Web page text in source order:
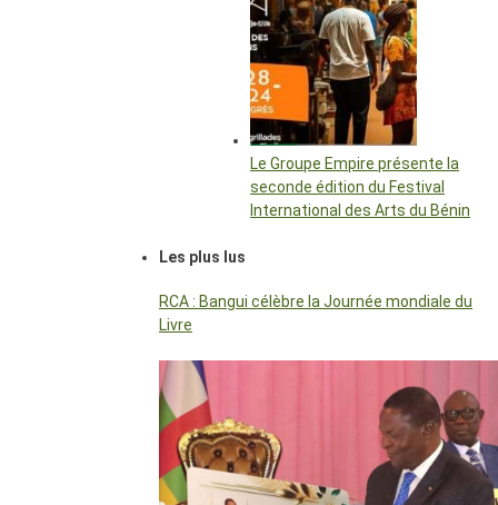
Le Groupe Empire présente la
seconde édition du Festival
International des Arts du Bénin
Les plus lus
RCA : Bangui célèbre la Journée mondiale du
Livre